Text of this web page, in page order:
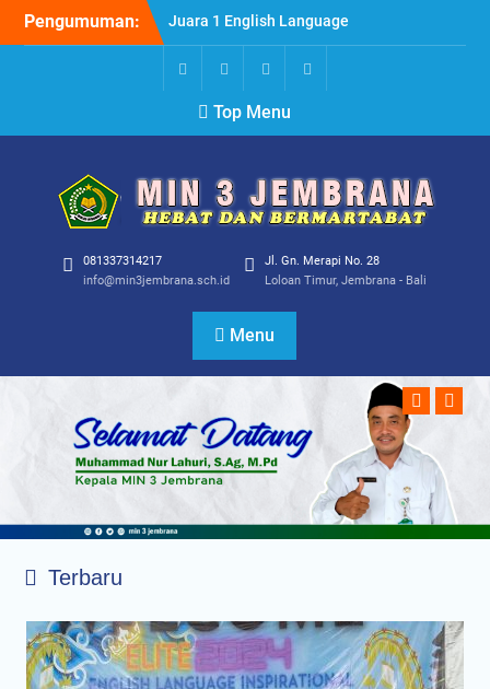
SkipPengumuman:
Juara 1 English Language
Inpsirational Turnament
For Excellence (ELITE)
2024
Pembagian Penghargaan
Kepada Guru dan di
Kepala Madrasah H.
Muhammad Nur
Lahuri,S.Ag,M.Pd
Top Menu
081337314217
info@min3jembrana.sch.id
Jl. Gn. Merapi No. 28
Loloan Timur, Jembrana - Bali
Menu
Previous
Terbaru